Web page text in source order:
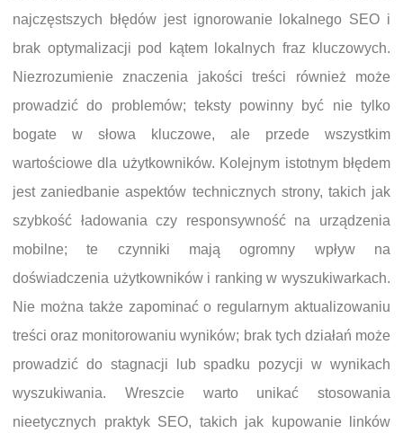
najczęstszych błędów jest ignorowanie lokalnego SEO i
brak optymalizacji pod kątem lokalnych fraz kluczowych.
Niezrozumienie znaczenia jakości treści również może
prowadzić do problemów; teksty powinny być nie tylko
bogate w słowa kluczowe, ale przede wszystkim
wartościowe dla użytkowników. Kolejnym istotnym błędem
jest zaniedbanie aspektów technicznych strony, takich jak
szybkość ładowania czy responsywność na urządzenia
mobilne; te czynniki mają ogromny wpływ na
doświadczenia użytkowników i ranking w wyszukiwarkach.
Nie można także zapominać o regularnym aktualizowaniu
treści oraz monitorowaniu wyników; brak tych działań może
prowadzić do stagnacji lub spadku pozycji w wynikach
wyszukiwania. Wreszcie warto unikać stosowania
nieetycznych praktyk SEO, takich jak kupowanie linków